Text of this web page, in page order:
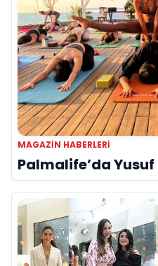
MAGAZIN HABERLERI
Palmalife’da